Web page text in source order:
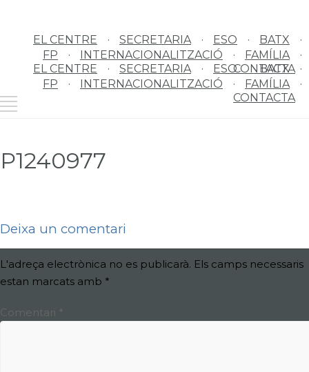
EL CENTRE SECRETARIA ESO
BATX
FP
INTERNACIONALITZACIÓ
FAMÍLIA
CONTACTA
EL CENTRE SECRETARIA ESO
BATX
FP
INTERNACIONALITZACIÓ
FAMÍLIA
CONTACTA
P1240977
Deixa un comentari
L'adreça electrònica no es publicarà. Els camps necessaris
estan marcats amb *
Comentari *